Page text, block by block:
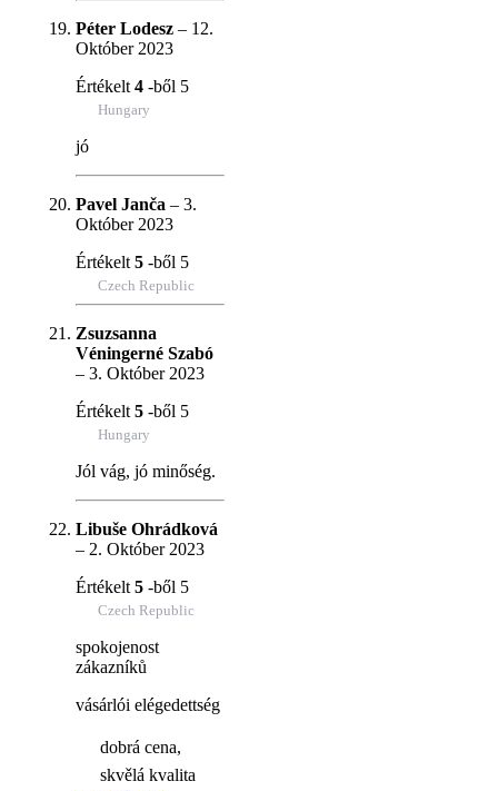
Péter Lodesz – 12.
Október 2023
Értékelt 4 -ből 5
Hungary
jó
Pavel Janča – 3.
Október 2023
Értékelt 5 -ből 5
Czech Republic
Zsuzsanna
Véningerné Szabó
– 3. Október 2023
Értékelt 5 -ből 5
Hungary
Jól vág, jó minőség.
Libuše Ohrádková
– 2. Október 2023
Értékelt 5 -ből 5
Czech Republic
spokojenost
zákazníků
vásárlói elégedettség
dobrá cena,
skvělá kvalita